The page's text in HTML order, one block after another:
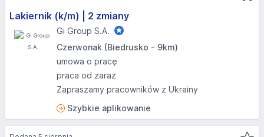
Lakiernik (k/m) | 2 zmiany
Gi Group S.A.
Czerwonak (Biedrusko - 9km)
umowa o pracę
praca od zaraz
Zapraszamy pracowników z Ukrainy
Szybkie aplikowanie